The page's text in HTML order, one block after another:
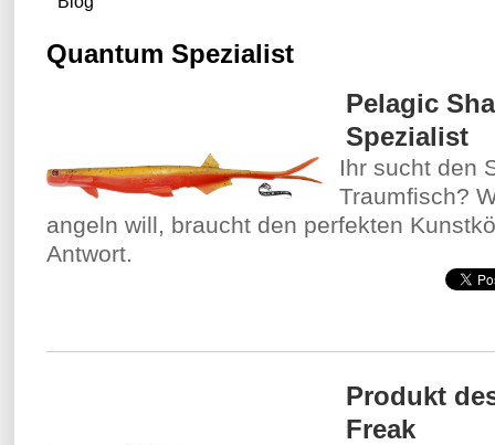
Quantum Spezialist
Pelagic
Spezialist
Ihr sucht den
Traumfisch?
angeln will, braucht den perfekten
Antwort.
Produkt
Freak